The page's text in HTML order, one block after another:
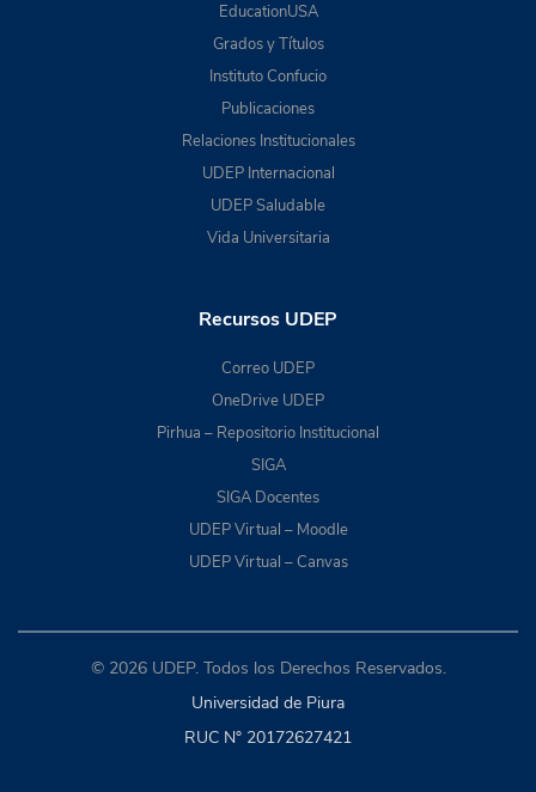
EducationUSA
Grados y Títulos
Instituto Confucio
Publicaciones
Relaciones Institucionales
UDEP Internacional
UDEP Saludable
Vida Universitaria
Recursos UDEP
Correo UDEP
OneDrive UDEP
Pirhua – Repositorio Institucional
SIGA
SIGA Docentes
UDEP Virtual – Moodle
UDEP Virtual – Canvas
© 2026 UDEP. Todos los Derechos Reservados.
Universidad de Piura
RUC N° 20172627421